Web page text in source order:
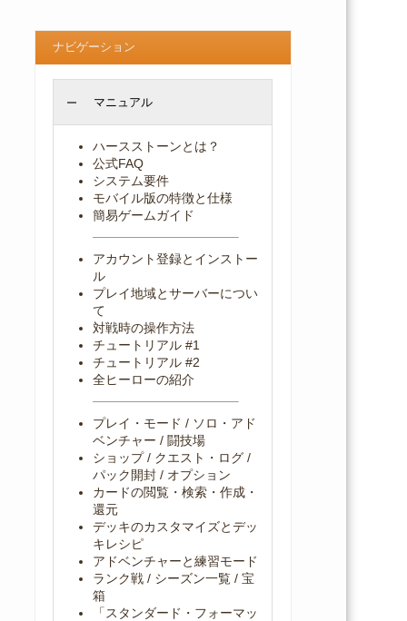
ナビゲーション
マニュアル
ハースストーンとは？
公式FAQ
システム要件
モバイル版の特徴と仕様
簡易ゲームガイド
アカウント登録とインストー
ル
プレイ地域とサーバーについ
て
対戦時の操作方法
チュートリアル #1
チュートリアル #2
全ヒーローの紹介
プレイ・モード / ソロ・アド
ベンチャー / 闘技場
ショップ / クエスト・ログ /
パック開封 / オプション
カードの閲覧・検索・作成・
還元
デッキのカスタマイズとデッ
キレシピ
アドベンチャーと練習モード
ランク戦 / シーズン一覧 / 宝
箱
「スタンダード・フォーマッ